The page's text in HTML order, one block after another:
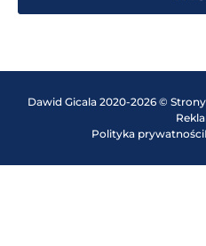
Dawid Gicala 2020-2026 ©
Polityka prywatności